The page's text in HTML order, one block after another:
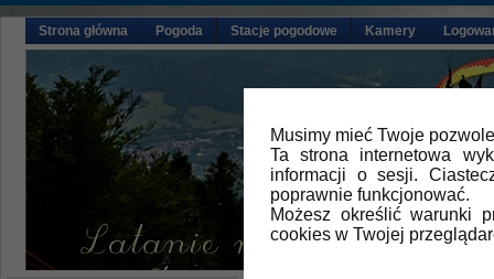
Musimy mieć Twoje
Ta strona internetowa
informacji o sesji.
poprawnie funkcjonować.
Możesz określić warunki
cookies w Twojej
Strona główna Pogoda Stacje pogodowe Kamery